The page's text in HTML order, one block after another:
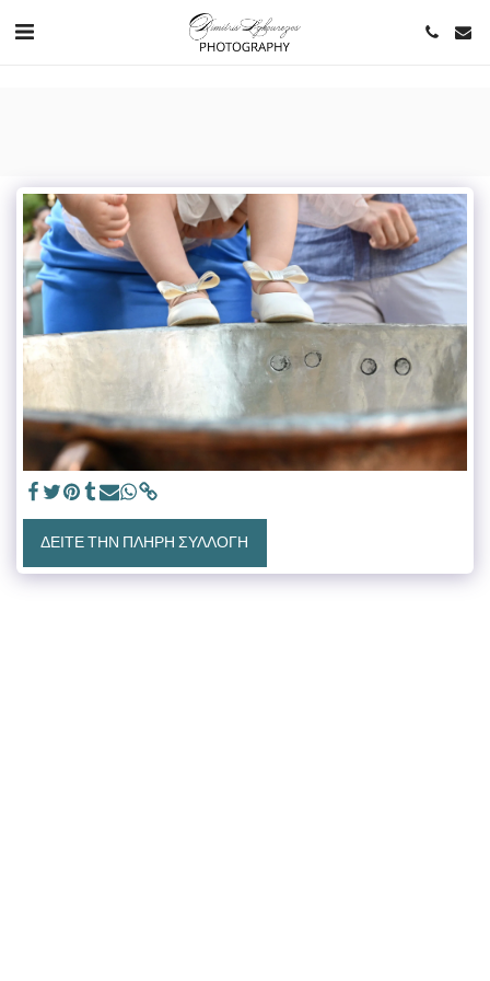
https://www.youtube.com/channel/UCNlqkSfR-Bi1SAAf6cDlUaQ
ΔΕΊΤΕ ΤΗΝ ΠΛΉΡΗ ΣΥΛΛΟΓΉ